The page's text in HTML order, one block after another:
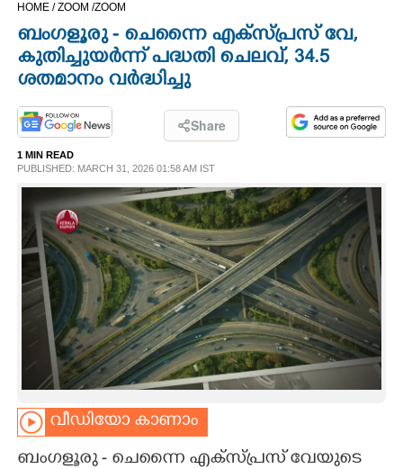
OPINION
PHOTOS
LIFESTYLE
SPIRITUAL
INFO+
ART
ASTRO
CARTOONS
HOME /ZOOM /ZOOM
ബംഗളൂരു - ചെന്നൈ എക്സ്പ്രസ് വേ,
കുതിച്ചുയർന്ന് പദ്ധതി ചെലവ്, 34.5
ശതമാനം വർദ്ധിച്ചു
Share
1 MIN READ
PUBLISHED: MARCH 31, 2026 01:58 AM IST
വീഡിയോ കാണാം
ബംഗളൂരു - ചെന്നൈ എക്സ്പ്രസ് വേയുടെ